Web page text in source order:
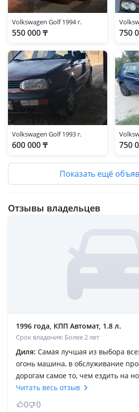
Volkswagen Golf 1994 г.
550 000 ₸ 750
Volkswagen Golf 1993 г.
600 000 ₸ 750
Показать ещё
Отзывы владельцев
1996 года, КПП Автомат, 1.8 л.
Срок владения: Более 2 лет
Диля: Самая лучшая из выбора
огонь машина, в обслуживание
дорогам самое то, чем ездить на
машинах, лучше взять гольф 3 и
Volkswagen Golf III 1996 года —
Читать весь отзыв
0 0